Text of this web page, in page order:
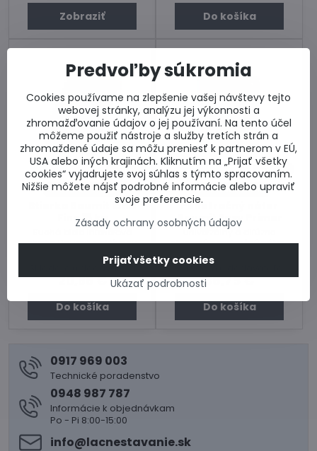
Zobraziť Do košíka
30%
Dodanie 3 dni
Stierka Baumit Ionit
Fino 15 kg
Suchá biela interiérová
stierka Baumit s aktívnou
reguláciou vlhkosti
vnútorného vzduchu.
Skladom u dodávateľa
20,66 €
Do košíka
30%
Dodanie 3 dni
Penetračný náter
Baumit Easy Primer
Univerzálny a difúzne
otvorený penetračný náter .
Skladom u dodávateľa
38,75 €
Do košíka
0917 969 003
Technické poradenstvo
0948 987 787
Informácie k objednávkam
Po - Pi 8:00-15:00
info​@lacnestavanie​.sk
Predvoľby súkromia
Cookies používame na zlepšenie vašej návštevy tejto
webovej stránky, analýzu jej výkonnosti a
zhromažďovanie údajov o jej používaní. Na tento účel
môžeme použiť nástroje a služby tretích strán a
zhromaždené údaje sa môžu preniesť k partnerom v EÚ,
USA alebo iných krajinách. Kliknutím na „Prijať všetky
cookies“ vyjadrujete svoj súhlas s týmto spracovaním.
Nižšie môžete nájsť podrobné informácie alebo upraviť
svoje preferencie.
Zásady ochrany osobných údajov
Ukázať podrobnosti
Prijať všetky cookies